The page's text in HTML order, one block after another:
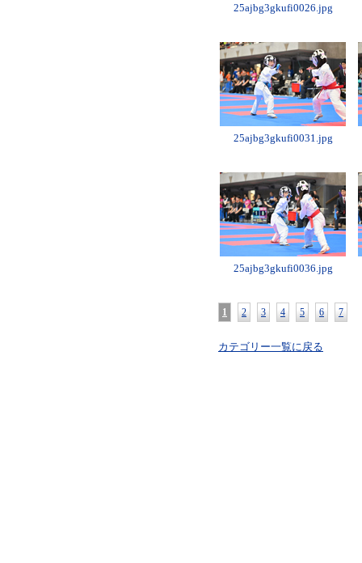
25ajbg3gkufi0026.jpg
25ajbg3gkufi0031.jpg
25ajbg3gkufi0036.jpg
1 2 3 4 5 6 7
カテゴリー一覧に戻る